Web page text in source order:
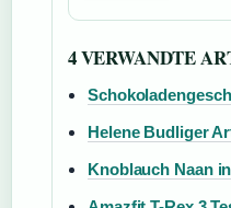
4 VERWANDTE
Helene Budliger
Knoblauch Naan